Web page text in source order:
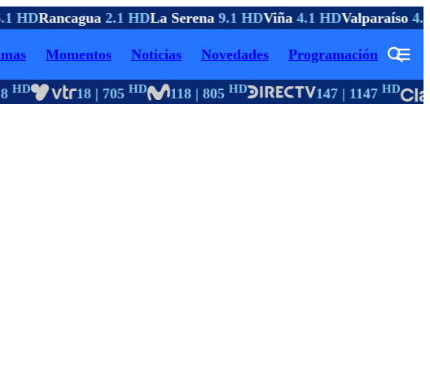
HDRancagua2.1 HDLa Serena9.1 HDViña4.1 HDValparaíso4.1
Momentos Noticias Novedades Programación
HD 18 | 705HD 118 | 805HD 147 | 1147HD